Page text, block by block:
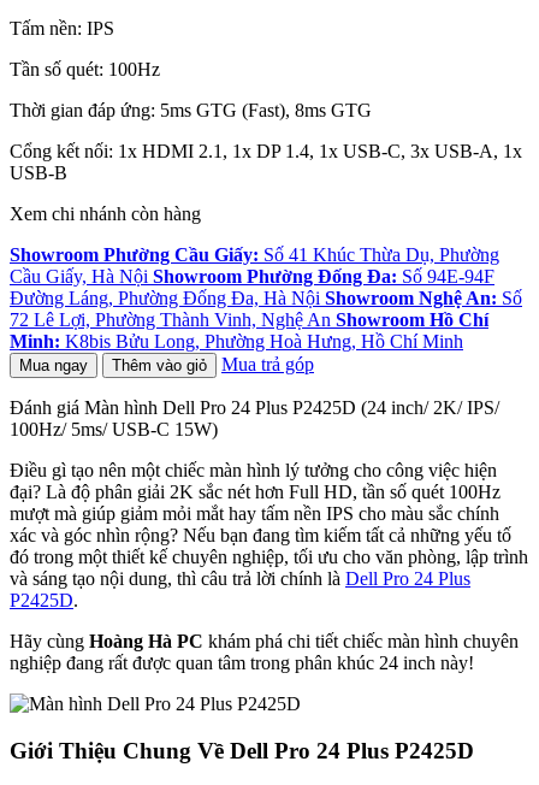
Tấm nền: IPS
Tần số quét: 100Hz
Thời gian đáp ứng: 5ms GTG (Fast), 8ms GTG
Cổng kết nối: 1x HDMI 2.1, 1x DP 1.4, 1x USB-C, 3x USB-A, 1x
USB-B
Xem chi nhánh còn hàng
Showroom Phường Cầu Giấy: Số 41 Khúc Thừa Dụ, Phường
Cầu Giấy, Hà Nội Showroom Phường Đống Đa: Số 94E-94F
Đường Láng, Phường Đống Đa, Hà Nội Showroom Nghệ An: Số
72 Lê Lợi, Phường Thành Vinh, Nghệ An Showroom Hồ Chí
Minh: K8bis Bửu Long, Phường Hoà Hưng, Hồ Chí Minh
Mua ngay Thêm vào giỏ Mua trả góp
Đánh giá Màn hình Dell Pro 24 Plus P2425D (24 inch/ 2K/ IPS/
100Hz/ 5ms/ USB-C 15W)
Điều gì tạo nên một chiếc màn hình lý tưởng cho công việc hiện
đại? Là độ phân giải 2K sắc nét hơn Full HD, tần số quét 100Hz
mượt mà giúp giảm mỏi mắt hay tấm nền IPS cho màu sắc chính
xác và góc nhìn rộng? Nếu bạn đang tìm kiếm tất cả những yếu tố
đó trong một thiết kế chuyên nghiệp, tối ưu cho văn phòng, lập trình
và sáng tạo nội dung, thì câu trả lời chính là Dell Pro 24 Plus
P2425D.
Hãy cùng Hoàng Hà PC khám phá chi tiết chiếc màn hình chuyên
nghiệp đang rất được quan tâm trong phân khúc 24 inch này!
Giới Thiệu Chung Về Dell Pro 24 Plus P2425D